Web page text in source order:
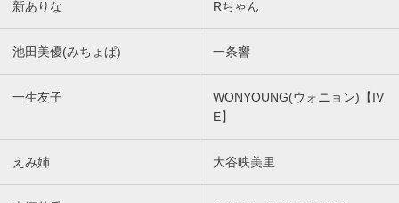
新ありな Rちゃん
池田美優(みちょぱ) 一条響
一生友子
WONYOUNG(ウォニョン)【IV
E】
えみ姉 大谷映美里